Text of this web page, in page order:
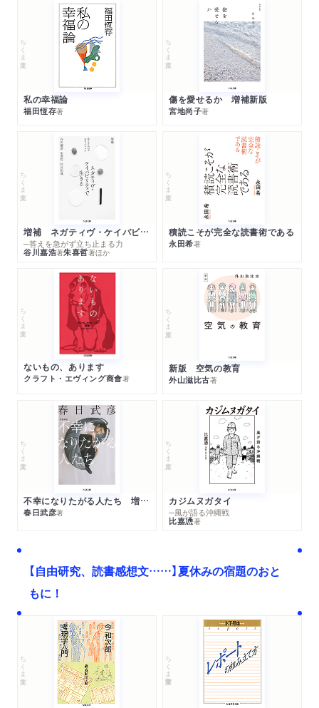
ちくま文庫
私の幸福論
福田恆存著
ちくま文庫
傷を愛せるか 増補新版
宮地尚子著
ちくま文庫
増補 ネガティヴ・ケイパビリティで生きる
─答えを急がず立ち止まる力
谷川嘉浩著朱喜哲著ほか
ちくま文庫
積読こそが完全な読書術である
永田希著
ちくま文庫
ないもの、あります
クラフト・エヴィング商會著
ちくま文庫
新版 空気の教育
外山滋比古著
ちくま文庫
不幸になりたがる人たち 増補新版
春日武彦著
ちくま文庫
カジムヌガタイ
─風が語る沖縄戦
比嘉慂著
【自由研究、読書感想文……】夏休みの宿題のおと
もに！
ちくま文庫 ちくま学芸文庫